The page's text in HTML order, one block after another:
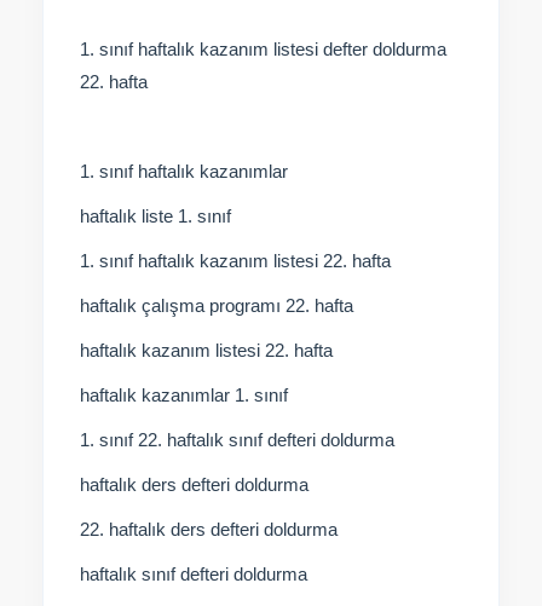
1. sınıf haftalık kazanım listesi defter doldurma
22. hafta
1. sınıf haftalık kazanımlar
haftalık liste 1. sınıf
1. sınıf haftalık kazanım listesi 22. hafta
haftalık çalışma programı 22. hafta
haftalık kazanım listesi 22. hafta
haftalık kazanımlar 1. sınıf
1. sınıf 22. haftalık sınıf defteri doldurma
haftalık ders defteri doldurma
22. haftalık ders defteri doldurma
haftalık sınıf defteri doldurma